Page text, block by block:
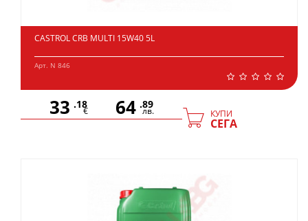
CASTROL CRB MULTI 15W40 5L
Арт. N 846
33 .18
€ 64 .89
лв. КУПИ
СЕГА